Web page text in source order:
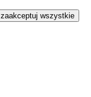
zaakceptuj wszystkie